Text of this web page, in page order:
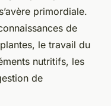
primordiale.
de
le travail du
nutritifs, les
de